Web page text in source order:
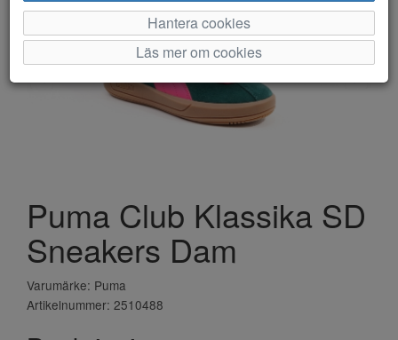
Puma Club Klassika SD
Sneakers Dam
Varumärke: Puma
Artikelnummer: 2510488
Hantera cookies
Läs mer om cookies